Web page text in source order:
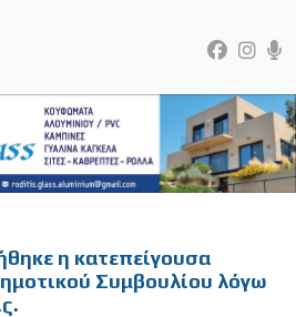
η κατεπείγουσα
Συμβουλίου λόγω